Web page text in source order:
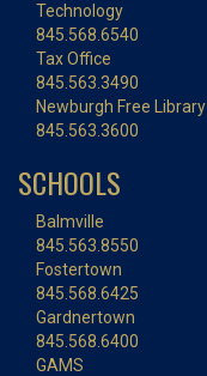
Technology
845.568.6540
Tax Office
845.563.3490
Newburgh Free Library
845.563.3600
SCHOOLS
Balmville
845.563.8550
Fostertown
845.568.6425
Gardnertown
845.568.6400
GAMS